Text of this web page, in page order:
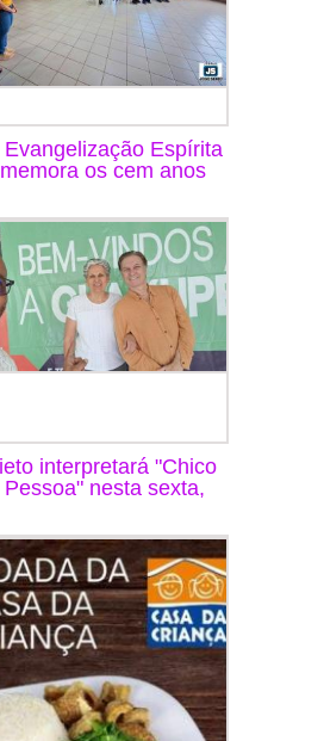
Espírita
os cem anos
interpretará "Chico
nesta sexta,